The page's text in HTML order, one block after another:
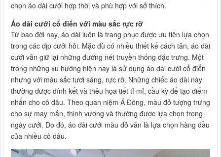
chọn áo dài cưới hợp thời và phù hợp với sở thích.
Áo dài cưới cổ điển với màu sắc rực rỡ
Từ bao đời nay, áo dài luôn là trang phục được ưu tiên lựa chọn
trong các dịp cưới hỏi. Mặc dù có nhiều thiết kế cách tân, áo dài
cưới vẫn giữ lại những đường nét truyền thống đặc trưng. Một
trong những xu hướng hiện nay là sử dụng áo dài cưới cổ điển
nhưng với màu sắc tươi sáng, rực rỡ. Những chiếc áo dài này
thường được đính kết và thêu họa tiết tỉ mỉ, cầu kỳ để tạo điểm
nhấn cho cô dâu. Theo quan niệm Á Đông, màu đỏ tượng trưng
cho sự may mắn, thịnh vượng và thường được lựa chọn trong
ngày cưới. Do đó, áo dài cưới màu đỏ vẫn là lựa chọn hàng đầu
của nhiều cô dâu.